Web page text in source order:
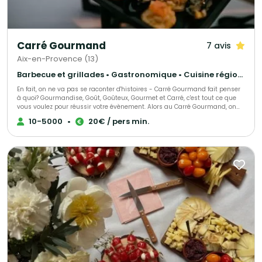
Carré Gourmand 7 avis
Aix-en-Provence (13)
Barbecue et grillades • Gastronomique • Cuisine régionale
En fait, on ne va pas se raconter d'histoires - Carré Gourmand fait penser
à quoi? Gourmandise, Goût, Goûteux, Gourmet et Carré, c'est tout ce que
vous voulez pour réussir votre évènement. Alors au Carré Gourmand, on
peut dire encore beaucoup de choses... Le mieux c'est de goûter. Jérôme
GHIBAUDO
10-5000 • 20€ / pers min.